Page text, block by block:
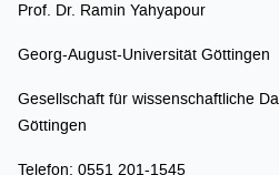
Prof. Dr. Ramin Yahyapour
Georg-August-Universität Göttingen
Gesellschaft für wissenschaftliche
Göttingen
Telefon: 0551 201-1545